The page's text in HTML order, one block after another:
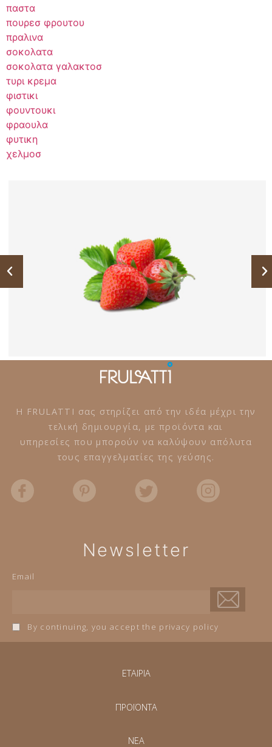
παστα
πουρεσ φρουτου
πραλινα
σοκολατα
σοκολατα γαλακτοσ
τυρι κρεμα
φιστικι
φουντουκι
φραουλα
φυτικη
χελμοσ
Η FRULATTI σας στηρίζει από την ιδέα μέχρι την
τελική δημιουργία, με προϊόντα και
υπηρεσίες που μπορούν να καλύψουν απόλυτα
τους επαγγελματίες της γεύσης.
Newsletter
Email
By continuing, you accept the privacy policy
ΕΤΑΙΡΙΑ
ΠΡΟΪΟΝΤΑ
NEA